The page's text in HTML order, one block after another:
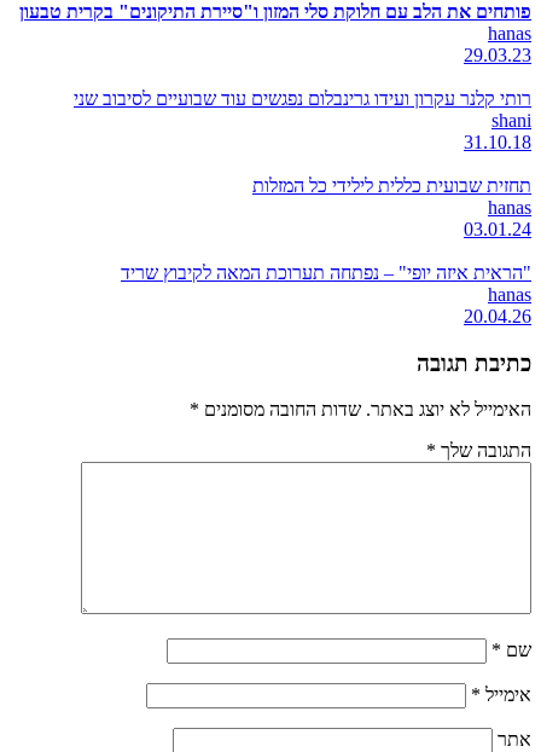
פותחים את הלב עם חלוקת סלי המזון ו"סיירת התיקונים" בקרית טבעון
hanas
29.03.23
רותי קלנר עקרון ועידו גרינבלום נפגשים עוד שבועיים לסיבוב שני
shani
31.10.18
תחזית שבועית כללית לילידי כל המזלות
hanas
03.01.24
"הראית איזה יופי" – נפתחה תערוכת המאה לקיבוץ שריד
hanas
20.04.26
כתיבת תגובה
האימייל לא יוצג באתר. שדות החובה מסומנים *
התגובה שלך *
שם *
אימייל *
אתר